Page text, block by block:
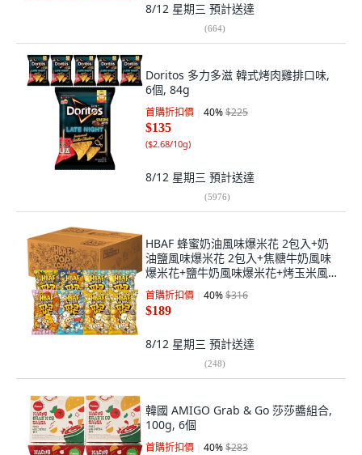
8/12 星期三 預計送達
(664)
Doritos 多力多滋 韓式烤肉雞排口味,
6個, 84g
首購折扣價 40%$225
$135
($2.68/10g)
8/12 星期三 預計送達
(5976)
HBAF 蜂蜜奶油風味爆米花 2包入+奶
油鹽風味爆米花 2包入+焦糖牛奶風味
爆米花+鹽牛奶風味爆米花+烤玉米風
味爆米花+切達起司風味爆米花組
570g, 1組
首購折扣價 40%$316
$189
8/12 星期三 預計送達
(248)
韓國 AMIGO Grab & Go 莎莎醬組合,
100g, 6個
首購折扣價 40%$283